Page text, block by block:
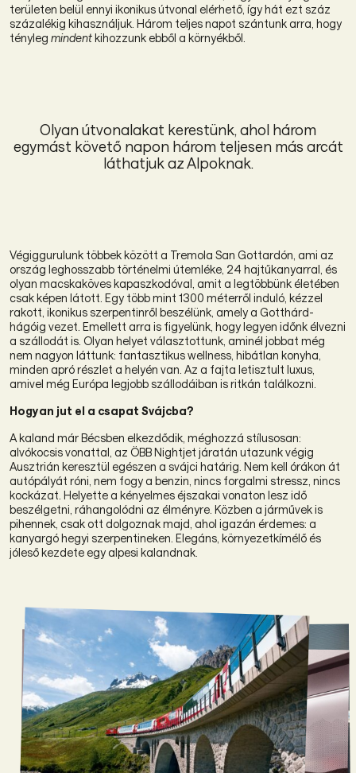
területen belül ennyi ikonikus útvonal elérhető, így hát ezt száz
százalékig kihasználjuk. Három teljes napot szántunk arra, hogy
tényleg mindentkihozzunk ebből a környékből.
Olyan útvonalakat kerestünk, ahol három
egymást követő napon három teljesen más arcát
láthatjuk az Alpoknak.
Végiggurulunk többek között a Tremola San Gottardón, ami az
ország leghosszabb történelmi útemléke, 24 hajtűkanyarral, és
olyan macskaköves kapaszkodóval, amit a legtöbbünk életében
csak képen látott. Egy több mint 1300 méterről induló, kézzel
rakott, ikonikus szerpentinről beszélünk, amely a Gotthárd-
hágóig vezet. Emellett arra is figyelünk, hogy legyen időnk élvezni
a szállodát is. Olyan helyet választottunk, aminél jobbat még
nem nagyon láttunk: fantasztikus wellness, hibátlan konyha,
minden apró részlet a helyén van. Az a fajta letisztult luxus,
amivel még Európa legjobb szállodáiban is ritkán találkozni.
Hogyan jut el a csapat Svájcba?
A kaland már Bécsben elkezdődik, méghozzá stílusosan:
alvókocsis vonattal, az ÖBB Nightjet járatán utazunk végig
Ausztrián keresztül egészen a svájci határig. Nem kell órákon át
autópályát róni, nem fogy a benzin, nincs forgalmi stressz, nincs
kockázat. Helyette a kényelmes éjszakai vonaton lesz idő
beszélgetni, ráhangolódni az élményre. Közben a járművek is
pihennek, csak ott dolgoznak majd, ahol igazán érdemes: a
kanyargó hegyi szerpentineken. Elegáns, környezetkímélő és
jóleső kezdete egy alpesi kalandnak.